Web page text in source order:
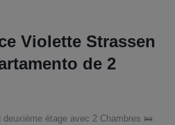
Violette Strassen
de 2
étage avec 2 Chambres 🛌